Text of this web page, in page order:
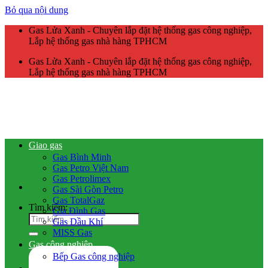
Bỏ qua nội dung
Gas Lửa Xanh - Chuyên lắp đặt hệ thống gas công nghiệp,
Lắp hệ thống gas nhà hàng TPHCM
Gas Lửa Xanh - Chuyên lắp đặt hệ thống gas công nghiệp,
Lắp hệ thống gas nhà hàng TPHCM
Tìm kiếm:
Giao gas
Gas Bình Minh
Gas Petro Việt Nam
Gas Petrolimex
Gas Sài Gòn Petro
Gas TotalGaz
Gia Đình Gas
Gas Dầu Khí
MISS Gas
Gas công nghiệp
Bếp Gas công nghiệp